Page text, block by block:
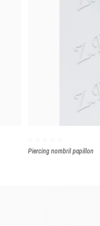
Piercing nombril papillon